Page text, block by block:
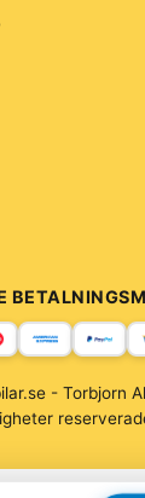
- Torbjorn